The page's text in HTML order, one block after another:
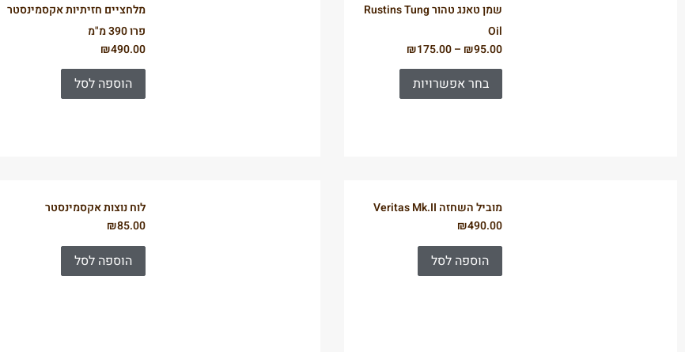
שמן טאנג טהור Rustins Tung
Oil
₪95.00
–
₪175.00
בחר אפשרויות
מלחציים חזיתיות אקסמינסטר
פרו 390 מ"מ
₪490.00
הוספה לסל
מוביל השחזה Veritas Mk.II
₪490.00
הוספה לסל
לוח נוצות אקסמינסטר
₪85.00
הוספה לסל